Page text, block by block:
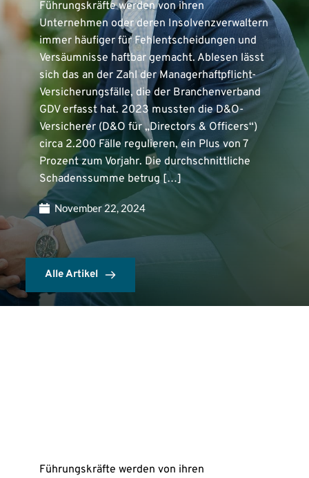
Führungskräfte werden von ihren
Unternehmen oder deren Insolvenzverwaltern
immer häufiger für Fehlentscheidungen und
Versäumnisse haftbar gemacht. Ablesen lässt
sich das an der Zahl der Managerhaftpflicht-
Versicherungsfälle, die der Branchenverband
GDV erfasst hat. 2023 mussten die D&O-
Versicherer (D&O für „Directors & Officers“)
circa 2.200 Fälle regulieren, ein Plus von 7
Prozent zum Vorjahr. Die durchschnittliche
Schadenssumme betrug […]
November 22, 2024
Alle Artikel
Führungskräfte werden von ihren